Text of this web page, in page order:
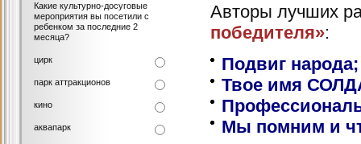
Авторы лучших
победителя»:
Подвиг народа;
Твое имя
Мы помним и
Какие культурно-досуговые
мероприятия вы посетили с
ребенком за последние 2
месяца?
цирк
парк аттракционов
кино
аквапарк